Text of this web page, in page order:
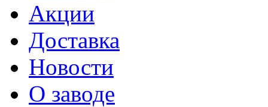
Акции
Доставка
Новости
О заводе